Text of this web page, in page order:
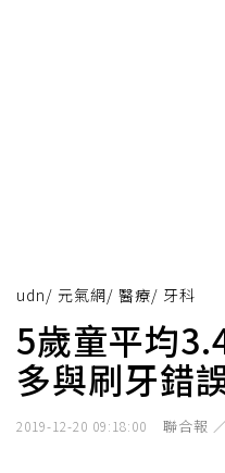
udn/ 元氣網/ 醫療/ 牙科
5歲童平均
多與刷牙錯
2019-12-20 09:18:00 聯合報